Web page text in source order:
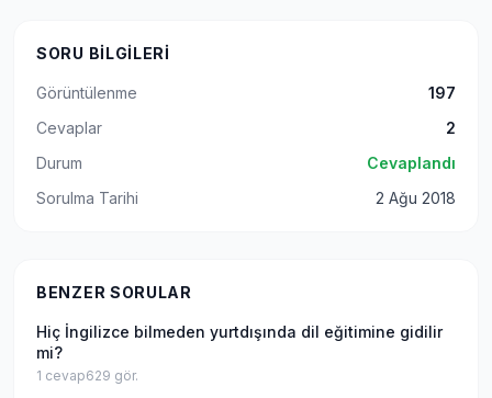
SORU BILGILERI
Görüntülenme
197
Cevaplar
2
Durum
Cevaplandı
Sorulma Tarihi
2 Ağu 2018
BENZER SORULAR
Hiç İngilizce bilmeden yurtdışında dil eğitimine gidilir
mi?
1 cevap629 gör.